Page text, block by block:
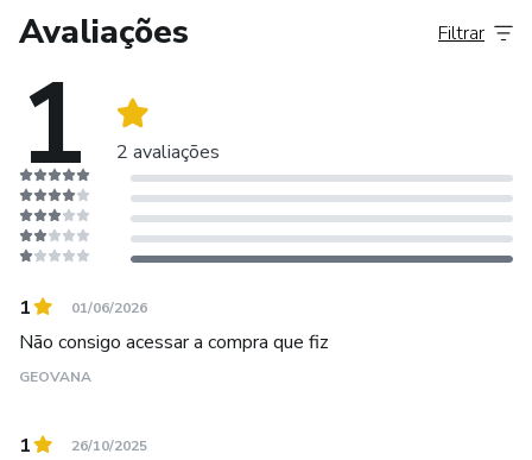
Modalidade Individual e em Grupo.
Avaliações
1 2 avaliações
Filtrar
1 01/06/2026
Não consigo acessar a compra que fiz
GEOVANA
1 26/10/2025